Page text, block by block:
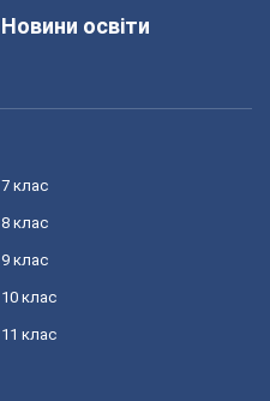
Новини освіти
7 клас
8 клас
9 клас
10 клас
11 клас